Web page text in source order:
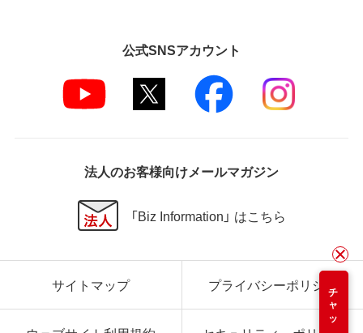
チャット
公式SNSアカウント
法人のお客様向けメールマガジン
「Biz Information」 はこちら
サイトマップ プライバシーポリシー